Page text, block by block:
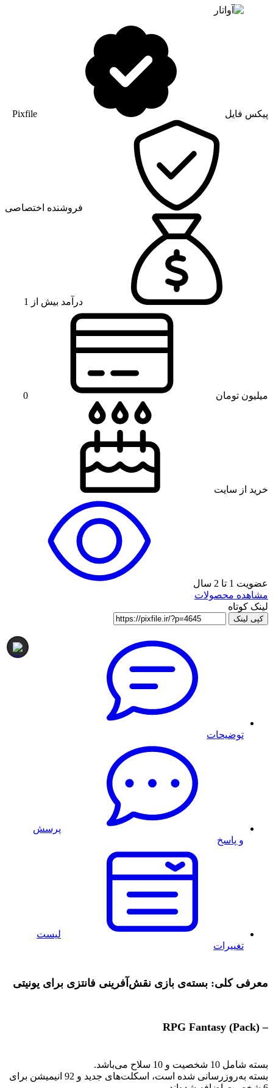
پیکس فایل Pixfile
فروشنده اختصاصی
درآمد بیش از 1
میلیون تومان 0
خرید از سایت
عضویت 1 تا 2 سال
مشاهده محصولات
لینک کوتاه
کپی لینک
توضیحات
پرسش
و پاسخ
لیست
تغییرات
معرفی کلی: بسته‌ی بازی نقش‌آفرینی فانتزی برای یونیتی
– RPG Fantasy (Pack)
بسته شامل 10 شخصیت و 10 سلاح می‌باشد.
بسته به‌روزرسانی شده است، اسکلت‌های جدید و 92 انیمیشن برای